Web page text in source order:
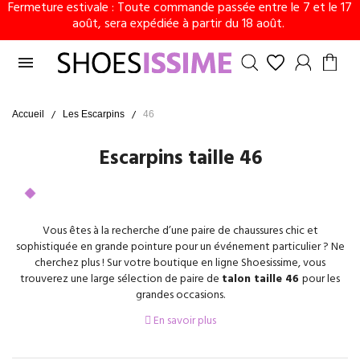
Fermeture estivale : Toute commande passée entre le 7 et le 17
août, sera expédiée à partir du 18 août.

Accueil Les Escarpins 46
Escarpins taille 46
Vous êtes à la recherche d’une paire de chaussures chic et
sophistiquée en grande pointure pour un événement particulier ? Ne
cherchez plus ! Sur votre boutique en ligne Shoesissime, vous
trouverez une large sélection de paire de talon taille 46 pour les
grandes occasions.
L’escarpin est la paire de chaussures chic par excellence. Associée à
En savoir plus